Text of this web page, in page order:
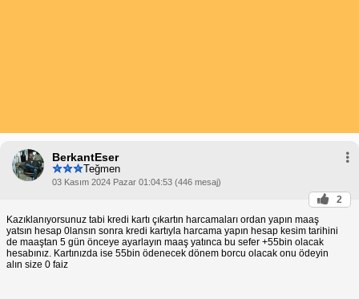
BerkantEser
Teğmen
03 Kasım 2024 Pazar 01:04:53 (446 mesaj)
2
Kazıklanıyorsunuz tabi kredi kartı çıkartın harcamaları ordan yapın maaş
yatsın hesap 0lansın sonra kredi kartıyla harcama yapın hesap kesim tarihini
de maaştan 5 gün önceye ayarlayın maaş yatınca bu sefer +55bin olacak
hesabınız. Kartınızda ise 55bin ödenecek dönem borcu olacak onu ödeyin
alın size 0 faiz